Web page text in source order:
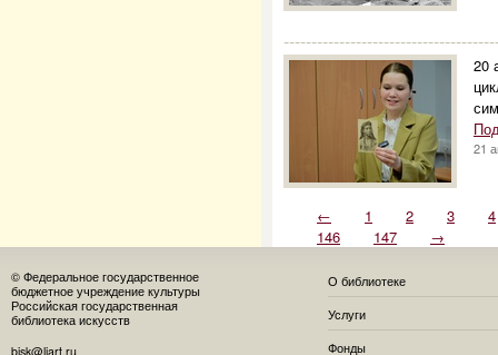
20
21
← 1 2 3
4
146
147 →
© Федеральное государственное
бюджетное учреждение культуры
Российская государственная
библиотека искусств
bisk@liart.ru
О библиотеке
Услуги
Фонды